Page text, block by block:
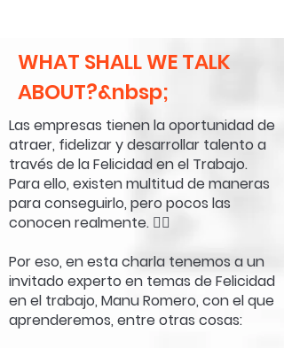
WHAT SHALL WE TALK
ABOUT?&nbsp;
Las empresas tienen la oportunidad de
atraer, fidelizar y desarrollar talento a
través de la Felicidad en el Trabajo.
Para ello, existen multitud de maneras
para conseguirlo, pero pocos las
conocen realmente. 🤷‍♂️
Por eso, en esta charla tenemos a un
invitado experto en temas de Felicidad
en el trabajo, Manu Romero, con el que
aprenderemos, entre otras cosas: